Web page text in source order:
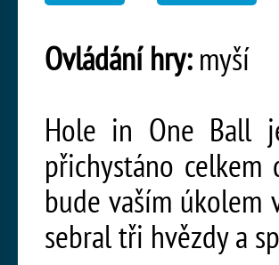
Ovládání hry:myší
Hole in One Ball
přichystáno celkem
bude vaším úkolem
sebral tři hvězdy a